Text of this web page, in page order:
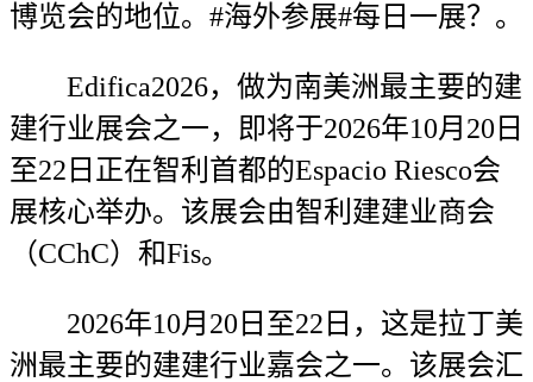
博览会的地位。#海外参展#每日一展？。
Edifica2026，做为南美洲最主要的建
建行业展会之一，即将于2026年10月20日
至22日正在智利首都的Espacio Riesco会
展核心举办。该展会由智利建建业商会
（CChC）和Fis。
2026年10月20日至22日，这是拉丁美
洲最主要的建建行业嘉会之一。该展会汇